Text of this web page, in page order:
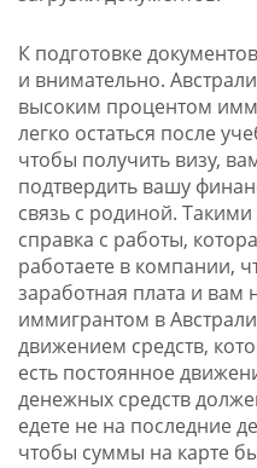
К подготовке
и внимательно.
высоким процентом
легко остаться после
чтобы получить визу,
подтвердить вашу
связь с родиной.
справка с работы,
работаете в компании,
заработная плата и вам
иммигрантом в
движением средств,
есть постоянное
денежных средств
едете не на последние
чтобы суммы на карте